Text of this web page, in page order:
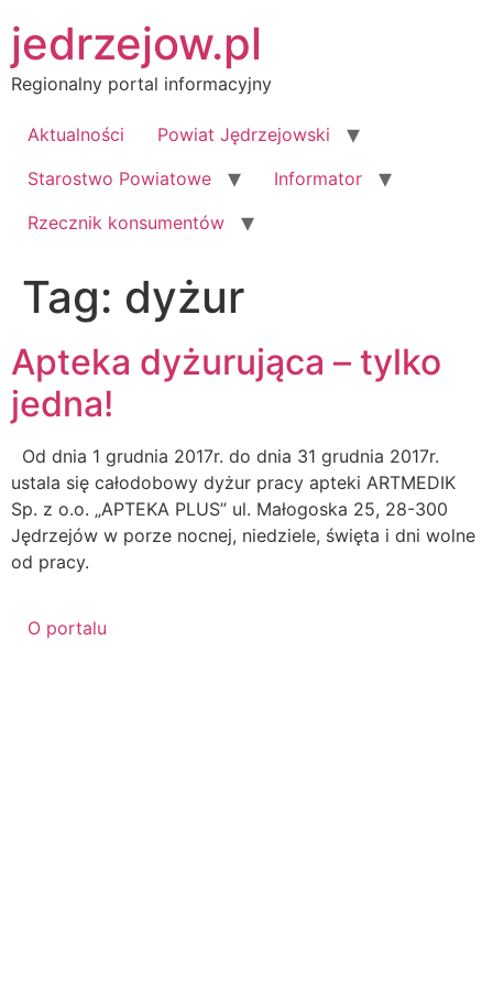
do
treści
jedrzejow.pl
Regionalny portal informacyjny
Aktualności
Powiat Jędrzejowski
Starostwo Powiatowe
Informator
Rzecznik konsumentów
Tag: dyżur
Apteka dyżurująca – tylko
jedna!
Od dnia 1 grudnia 2017r. do dnia 31 grudnia 2017r.
ustala się całodobowy dyżur pracy apteki ARTMEDIK
Sp. z o.o. „APTEKA PLUS” ul. Małogoska 25, 28-300
Jędrzejów w porze nocnej, niedziele, święta i dni wolne
od pracy.
O portalu